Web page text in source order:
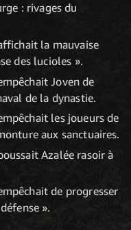
: rivages du
la mauvaise
des lucioles ».
Joven de
de la dynastie.
les joueurs de
aux sanctuaires.
Azalée rasoir à
de progresser
».